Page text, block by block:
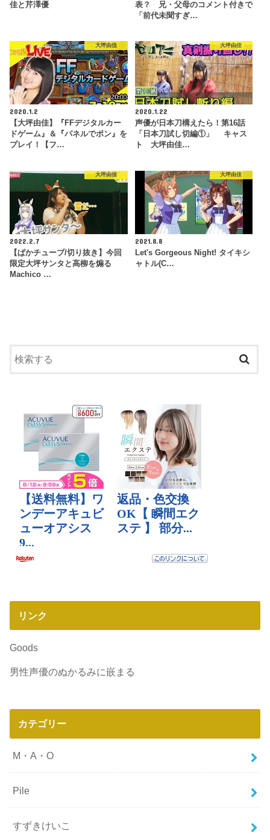
佳と芹澤優
表？ 兄・父母のコメント付きで
「前代未聞すぎ…
大坪由佳
2020.1.2
【大坪由佳】『FFデジタルカー
ドゲーム』＆『パネルでポン』を
プレイ！【フ…
大坪由佳
2020.1.22
声優が日本刀構えたら！第16話
「日本刀試し切編①」 キャス
ト 大坪由佳…
大坪由佳
2022.2.7
【ぱかチューブ/切り抜き】今回
限定大坪サンタと高柳を煽る
Machico …
大坪由佳
2021.8.8
Let's Gorgeous Night! タイキシ
ャトル(C…
リンク
Goods
男性声優のぬかるみに嵌まる
カテゴリー
M・A・O
Pile
すずきけいこ